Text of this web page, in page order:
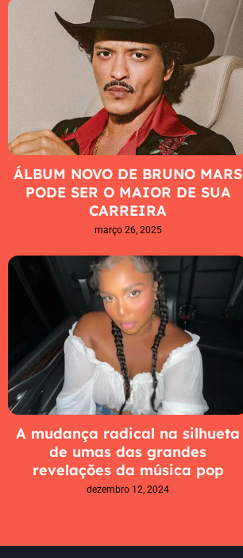
ÁLBUM NOVO DE BRUNO MARS
PODE SER O MAIOR DE SUA
CARREIRA
março 26, 2025
A mudança radical na silhueta
de umas das grandes
revelações da música pop
dezembro 12, 2024